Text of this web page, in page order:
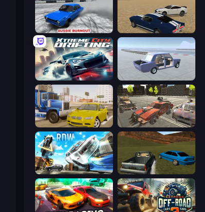
Force Drift Racing: Aussie Burnout Crazy Stunt Cars
Xtreme City Drifting Car Tuning Simulator
Crazy Car Stunts Battle Cars 3D
Real Drift World RCC Stunt Cars